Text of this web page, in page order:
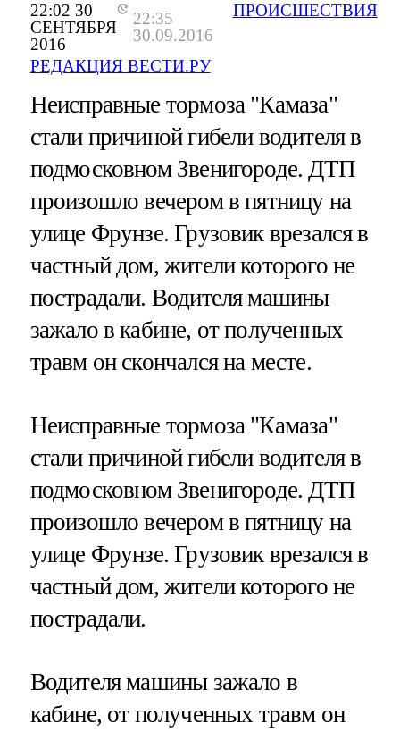
22:02 30
СЕНТЯБРЯ
2016
22:35
30.09.2016
РЕДАКЦИЯ ВЕСТИ.РУ
ПРОИСШЕСТВИЯ
Неисправные тормоза "Камаза"
стали причиной гибели водителя в
подмосковном Звенигороде. ДТП
произошло вечером в пятницу на
улице Фрунзе. Грузовик врезался в
частный дом, жители которого не
пострадали. Водителя машины
зажало в кабине, от полученных
травм он скончался на месте.
Неисправные тормоза "Камаза"
стали причиной гибели водителя в
подмосковном Звенигороде. ДТП
произошло вечером в пятницу на
улице Фрунзе. Грузовик врезался в
частный дом, жители которого не
пострадали.
Водителя машины зажало в
кабине, от полученных травм он